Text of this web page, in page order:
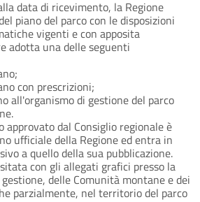
data di ricevimento, la Regione
piano del parco con le disposizioni
vigenti e con apposita
adotta una delle seguenti
con prescrizioni;
all'organismo di gestione del parco
approvato dal Consiglio regionale è
ufficiale della Regione ed entra in
a quello della sua pubblicazione.
con gli allegati grafici presso la
delle Comunità montane e dei
parzialmente, nel territorio del parco